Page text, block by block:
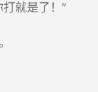
就是了！”